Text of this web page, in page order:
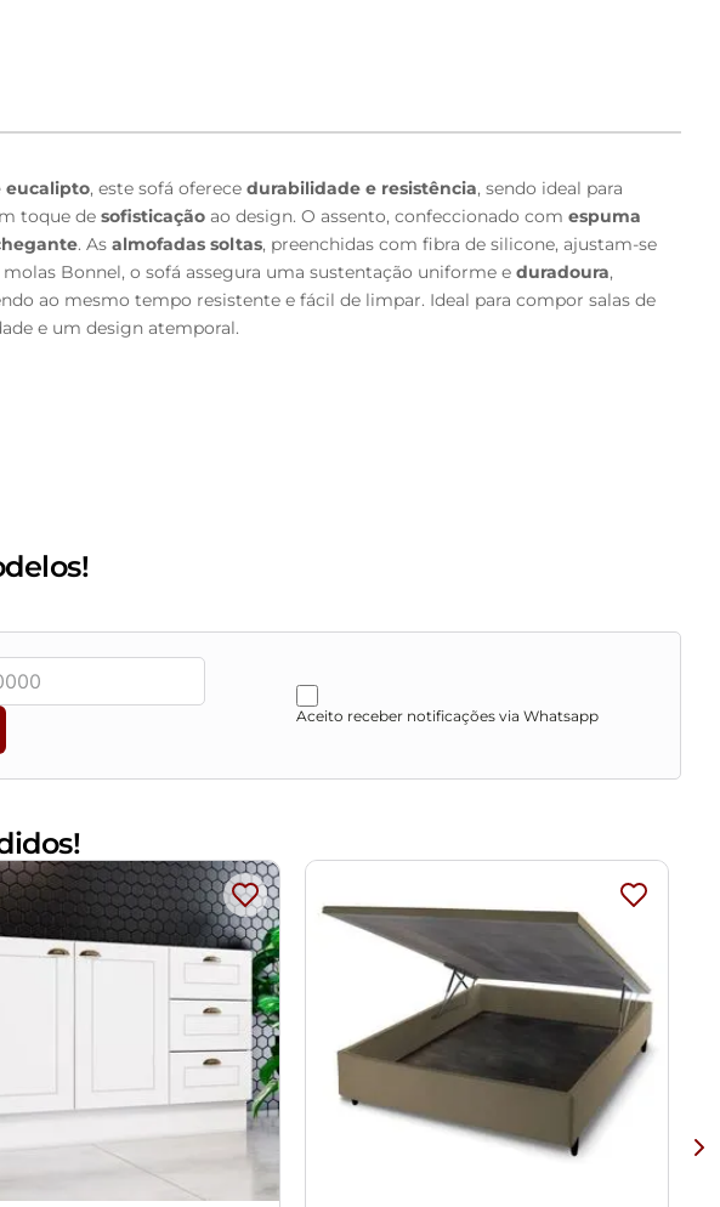
eucalipto, este sofá oferece durabilidade e resistência, sendo ideal para
toque de sofisticação ao design. O assento, confeccionado com espuma
. As almofadas soltas, preenchidas com fibra de silicone, ajustam-se
Bonnel, o sofá assegura uma sustentação uniforme e duradoura,
ao mesmo tempo resistente e fácil de limpar. Ideal para compor salas de
e um design atemporal.
e a calibração de cores da sua tela.
elevadores, portas, escadas e/ou corredores, evitando assim futuros
Aceito receber notificações via Whatsapp